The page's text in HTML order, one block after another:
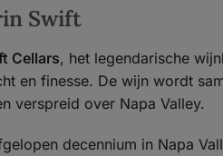
Swift
Cellars, het legendarische
en finesse. De wijn wordt
verspreid over Napa Valley.
decennium in Napa